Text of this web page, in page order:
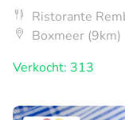
Ristorante
Boxmeer (9km)
Verkocht: 313